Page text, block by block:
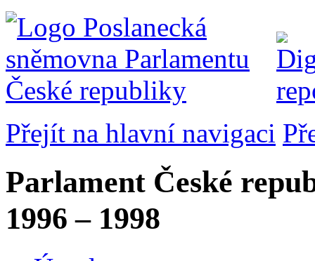
Přejít na hlavní navigaci
Parlament České
1996 – 1998